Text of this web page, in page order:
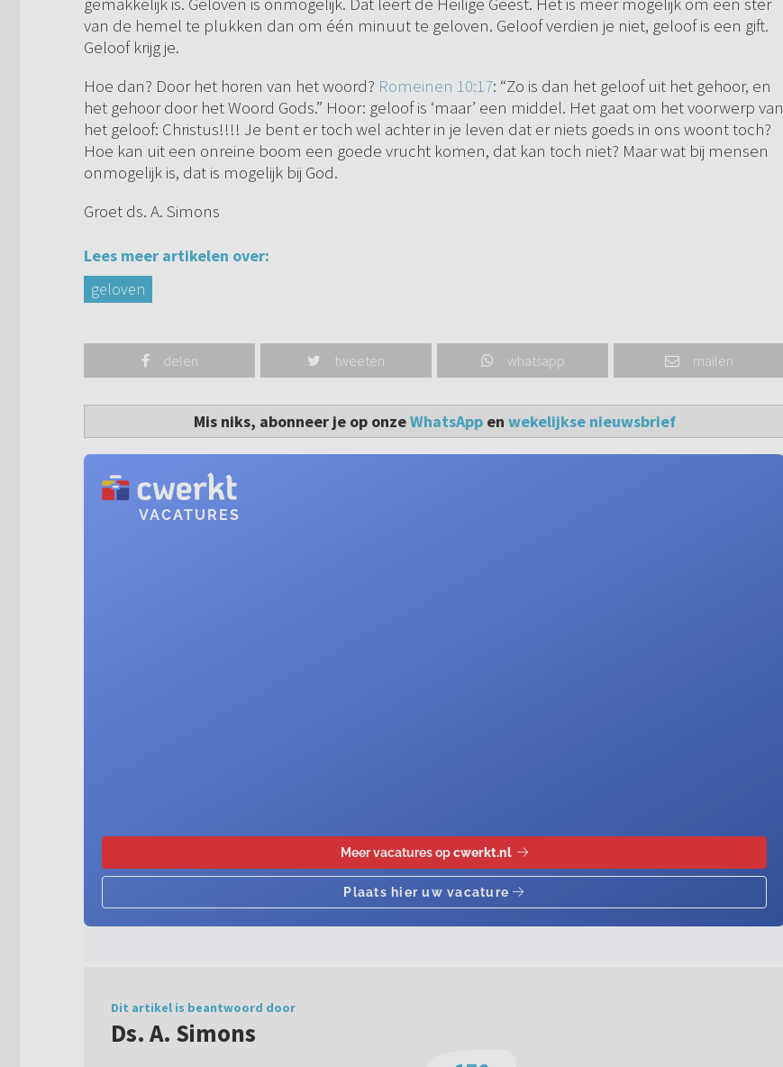
van de hemel te plukken dan om één minuut te geloven. Geloof verdien je niet, geloof is een gift.
Geloof krijg je.
Hoe dan? Door het horen van het woord? Romeinen 10:17: “Zo is dan het geloof uit het gehoor, en
het gehoor door het Woord Gods.” Hoor: geloof is ‘maar’ een middel. Het gaat om het voorwerp van
het geloof: Christus!!!! Je bent er toch wel achter in je leven dat er niets goeds in ons woont toch?
Hoe kan uit een onreine boom een goede vrucht komen, dat kan toch niet? Maar wat bij mensen
onmogelijk is, dat is mogelijk bij God.
Groet ds. A. Simons
Lees meer artikelen over:
geloven
delen tweeten whatsapp mailen
Mis niks, abonneer je op onzeWhatsAppen wekelijkse nieuwsbrief
Dit artikel is beantwoord door
Ds. A. Simons